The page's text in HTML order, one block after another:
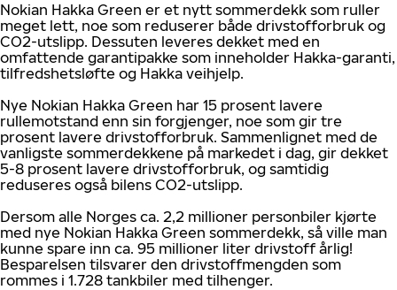
Nokian Hakka Green er et nytt sommerdekk som ruller
meget lett, noe som reduserer både drivstofforbruk og
CO2-utslipp. Dessuten leveres dekket med en
omfattende garantipakke som inneholder Hakka-garanti,
tilfredshetsløfte og Hakka veihjelp.
Nye Nokian Hakka Green har 15 prosent lavere
rullemotstand enn sin forgjenger, noe som gir tre
prosent lavere drivstofforbruk. Sammenlignet med de
vanligste sommerdekkene på markedet i dag, gir dekket
5-8 prosent lavere drivstofforbruk, og samtidig
reduseres også bilens CO2-utslipp.
Dersom alle Norges ca. 2,2 millioner personbiler kjørte
med nye Nokian Hakka Green sommerdekk, så ville man
kunne spare inn ca. 95 millioner liter drivstoff årlig!
Besparelsen tilsvarer den drivstoffmengden som
rommes i 1.728 tankbiler med tilhenger.